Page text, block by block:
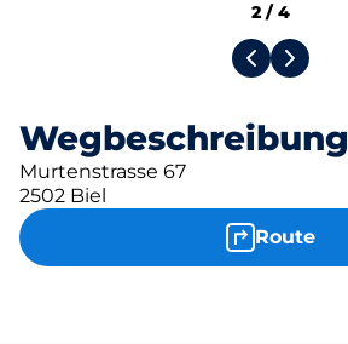
Wegbeschreibung
Murtenstrasse 67
2502 Biel
Route
2 /4